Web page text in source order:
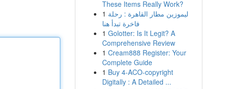
These Items Really Work?
1 ليموزين مطار القاهرة : رحلة
فاخرة تبدأ هنا
1 Golotter: Is It Legit? A
Comprehensive Review
1 Cream888 Register: Your
Complete Guide
1 Buy 4-ACO-copyright
Digitally : A Detailed ...